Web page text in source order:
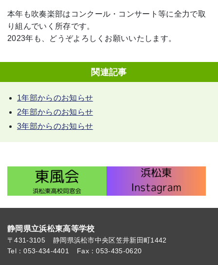
本年も吹奏楽部はコンクール・コンサート等に全力で取
り組んでいく所存です。
2023年も、どうぞよろしくお願いいたします。
関連記事
1年部からのお知らせ
2年部からのお知らせ
3年部からのお知らせ
静岡県立浜松東高等学校
〒431-3105
静岡県浜松市中央区笠井新田町1442
Tel：053-434-4401
Fax：053-435-0620